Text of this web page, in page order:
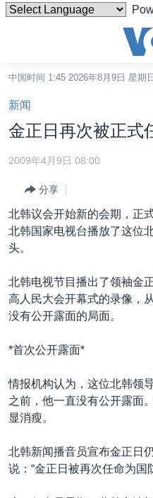
碍
链
接
跳
转
航
跳
到
索
港澳
国际
中东
欧洲
非洲
全球议题
分类新闻
人权·法律·宗教
科教·文娱·体健
军事
环境
热点专题
白宫要闻
国会报道
美国建国250周年
埃博拉疫情
美国之音专访
重要讲话与声明
VOA视频
VOA今日焦点
关注我们
中国时间 1:45 2026年8月9日 星期日
新闻
金正日再次被正式
2009年4月9日 08:00
分享
北韩议会开始新的会期，正
北韩国家电视台播放了这位
头。
北韩电视节目播出了领袖金
高人民大会开幕式的录像，
没有公开露面的局面。
*首次公开露面*
情报机构认为，这位北韩领
之前，他一直没有公开露面
显消瘦。
北韩新闻播音员宣布金正日
说：“金正日被再次任命为国